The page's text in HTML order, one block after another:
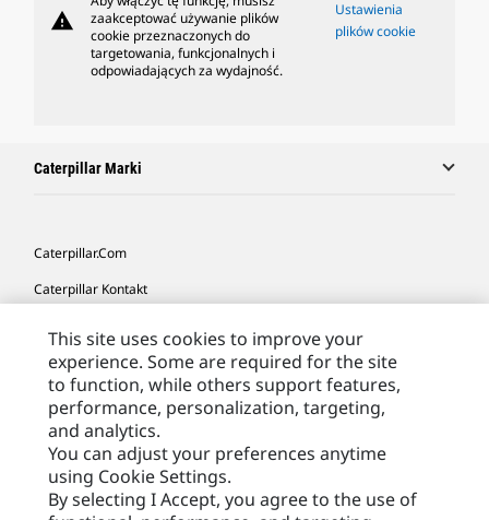
warning
zaakceptować używanie plików
cookie przeznaczonych do
targetowania, funkcjonalnych i
odpowiadających za wydajność.
Ustawienia
plików cookie
Caterpillar Marki
Caterpillar.com
Caterpillar Kontakt
Moje Preferencje Marketingowe
Site Map
Cookie Settings
Legal
Privacy
This site uses cookies to improve your
experience. Some are required for the site
to function, while others support features,
performance, personalization, targeting,
and analytics.
You can adjust your preferences anytime
using Cookie Settings.
By selecting I Accept, you agree to the use of